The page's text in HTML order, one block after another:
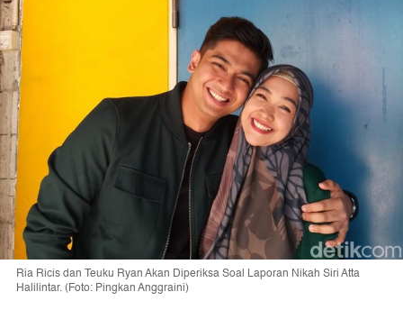
Ria Ricis dan Teuku Ryan Akan Diperiksa Soal Laporan Nikah Siri Atta
Halilintar. (Foto: Pingkan Anggraini)